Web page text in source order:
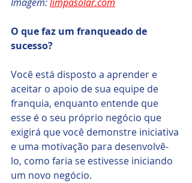
O que faz um franqueado de
sucesso?
Você está disposto a aprender e
aceitar o apoio de sua equipe de
franquia, enquanto entende que
esse é o seu próprio negócio que
exigirá que você demonstre iniciativa
e uma motivação para desenvolvê-
lo, como faria se estivesse iniciando
um novo negócio.